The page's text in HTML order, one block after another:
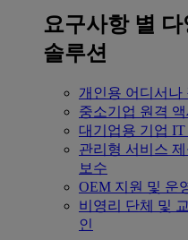
요구사항 별 다
솔루션
개인용 어디서나
중소기업 원격
대기업용 기업
관리형 서비스
보수
OEM 지원 및 운
비영리 단체 및
인